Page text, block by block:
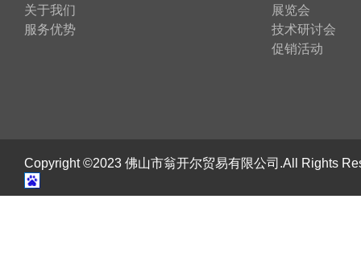
关于我们
服务优势
展览会
技术研讨会
促销活动
Copyright ©2023 佛山市翁开尔贸易有限公司.All Rights